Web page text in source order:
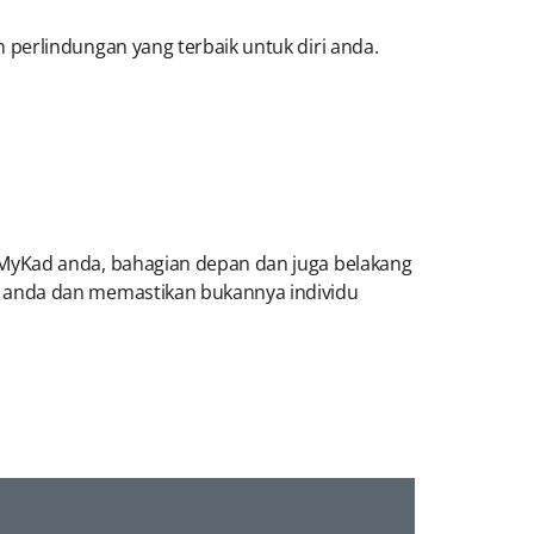
perlindungan yang terbaik untuk diri anda.
anda, bahagian depan dan juga belakang
dan memastikan bukannya individu